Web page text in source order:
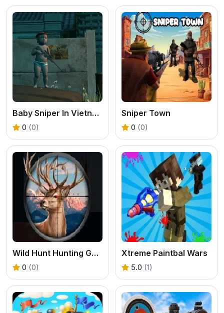
Baby Sniper In Vietnam
0 (0)
Sniper Town
0 (0)
Wild Hunt Hunting Games 3D
0 (0)
Xtreme Paintbal Wars
5.0 (1)